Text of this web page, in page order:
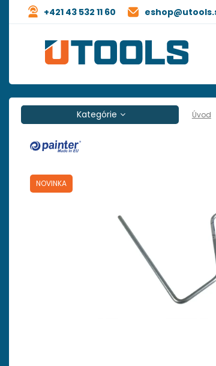
+421 43 532 11 60
Úvod
NOVINKA
Kategórie